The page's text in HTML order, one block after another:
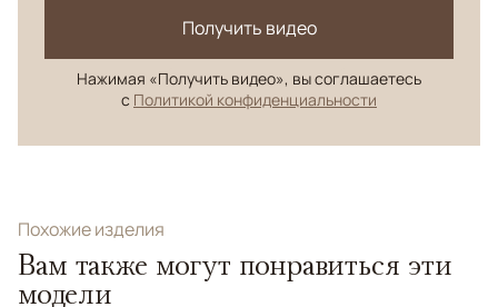
Получить видео
Нажимая «Получить видео», вы соглашаетесь
с Политикой конфиденциальности
Похожие изделия
Вам также могут понравиться эти
модели